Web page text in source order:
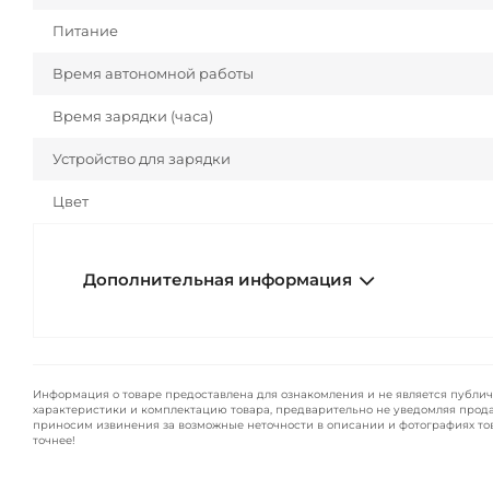
Питание
Время автономной работы
Время зарядки (часа)
Устройство для зарядки
Цвет
Дополнительная информация
Информация о товаре предоставлена для ознакомления и не является
характеристики и комплектацию товара, предварительно не уведомляя
приносим извинения за возможные неточности в описании и фотографиях
точнее!